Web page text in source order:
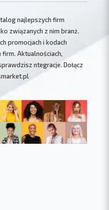
najlepszych firm
związanych z nim branż.
promocjach i kodach
Aktualnościach,
ntegracje. Dołącz